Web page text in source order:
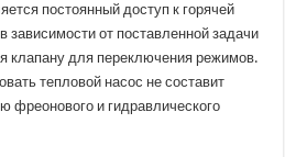
постоянный доступ к горячей
зависимости от поставленной задачи
клапану для переключения режимов.
тепловой насос не составит
фреонового и гидравлического